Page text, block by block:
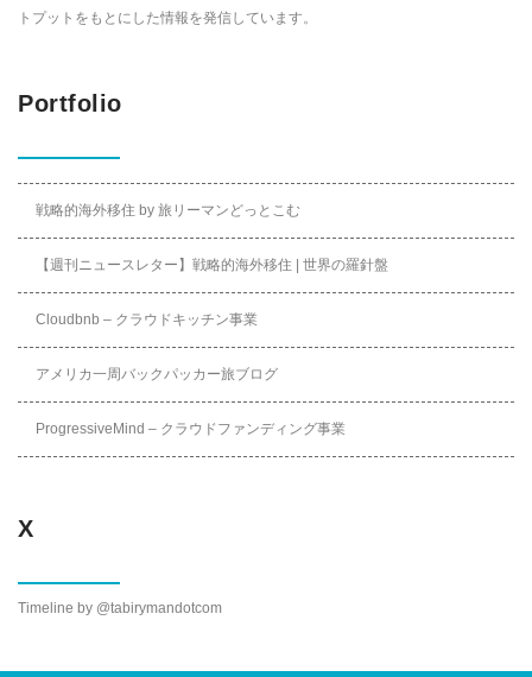
トプットをもとにした情報を発信しています。
Portfolio
戦略的海外移住 by 旅リーマンどっとこむ
【週刊ニュースレター】戦略的海外移住 | 世界の羅針盤
Cloudbnb – クラウドキッチン事業
アメリカ一周バックパッカー旅ブログ
ProgressiveMind – クラウドファンディング事業
X
Timeline by @tabirymandotcom